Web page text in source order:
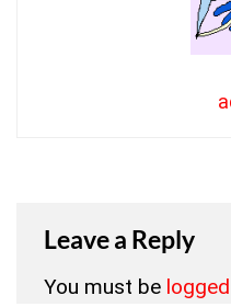
Leave a Reply
You must be